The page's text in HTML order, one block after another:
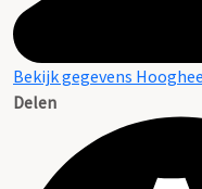
Bekijk gegevens
Delen